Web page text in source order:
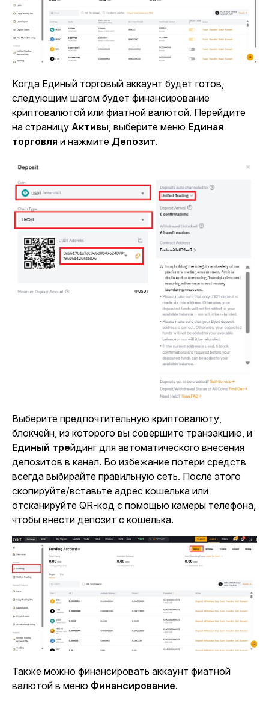
Когда Единый торговый аккаунт будет готов,
следующим шагом будет финансирование
криптовалютой или фиатной валютой. Перейдите
на страницу Активы , выберите меню Единая
торговля и нажмите Депозит.
Выберите предпочтительную криптовалюту,
блокчейн, из которого вы совершите транзакцию, и
Единый трейдинг для автоматического внесения
депозитов в канал. Во избежание потери средств
всегда выбирайте правильную сеть. После этого
скопируйте/вставьте адрес кошелька или
отсканируйте QR-код с помощью камеры телефона,
чтобы внести депозит с кошелька.
Также можно финансировать аккаунт фиатной
валютой в меню Финансирование.